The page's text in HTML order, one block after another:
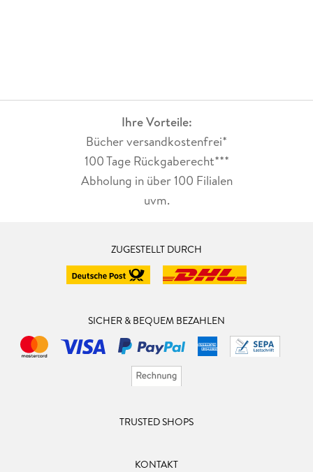
Ihre Vorteile:
Bücher versandkostenfrei*
100 Tage Rückgaberecht***
Abholung in über 100 Filialen
uvm.
ZUGESTELLT DURCH
SICHER & BEQUEM BEZAHLEN
TRUSTED SHOPS
KONTAKT